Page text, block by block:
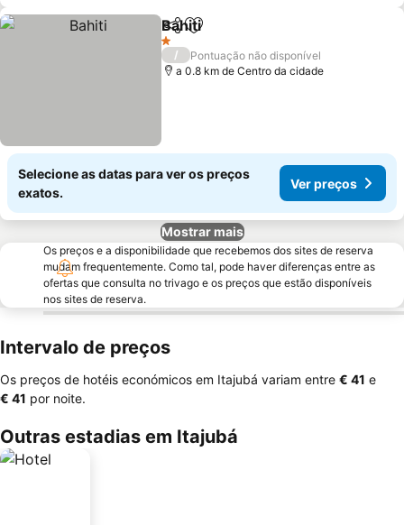
PartilharAdicionar aos favoritos
Bahiti
1 Estrelas
/
Pontuação não disponível
a 0.8 km de Centro da cidade
Selecione as datas para ver os preços
exatos.
Ver preços
Mostrar mais
Os preços e a disponibilidade que recebemos dos sites de reserva
mudam frequentemente. Como tal, pode haver diferenças entre as
ofertas que consulta no trivago e os preços que estão disponíveis
nos sites de reserva.
Intervalo de preços
Os preços de hotéis económicos em Itajubá variam entre ‎€ 41 e
‎€ 41 por noite.
Outras estadias em Itajubá